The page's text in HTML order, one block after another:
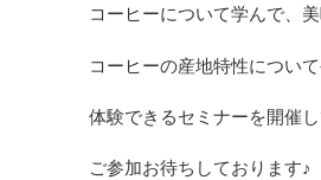
コーヒーについて学んで、
コーヒーの産地特性につい
体験できるセミナーを開催し
ご参加お待ちしております♪